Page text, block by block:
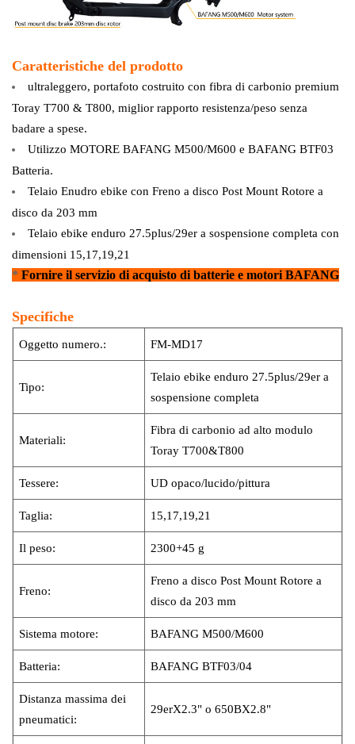
Caratteristiche del prodotto
ultraleggero, portafoto costruito con fibra di carbonio premium
Toray T700 & T800, miglior rapporto resistenza/peso senza
badare a spese.
Utilizzo MOTORE BAFANG M500/M600 e BAFANG BTF03
Batteria.
Telaio Enudro ebike con Freno a disco Post Mount Rotore a
disco da 203 mm
Telaio ebike enduro 27.5plus/29er a sospensione completa con
dimensioni 15,17,19,21
* Fornire il servizio di acquisto di batterie e motori BAFANG
Specifiche
Oggetto numero.: FM-MD17
Tipo:
Telaio ebike enduro 27.5plus/29er a
sospensione completa
Materiali:
Fibra di carbonio ad alto modulo
Toray T700&T800
Tessere: UD opaco/lucido/pittura
Taglia: 15,17,19,21
Il peso: 2300+45 g
Freno:
Freno a disco Post Mount Rotore a
disco da 203 mm
Sistema motore: BAFANG M500/M600
Batteria: BAFANG BTF03/04
Distanza massima dei
pneumatici:
29erX2.3" o 650BX2.8"